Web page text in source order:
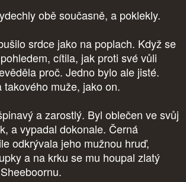
obě současně, a poklekly.
srdce jako na poplach. Když se
cítila, jak proti své vůli
proč. Jedno bylo ale jisté.
takového muže, jako on.
a zarostlý. Byl oblečen ve svůj
a vypadal dokonale. Černá
odkrývala jeho mužnou hruď,
a na krku se mu houpal zlatý